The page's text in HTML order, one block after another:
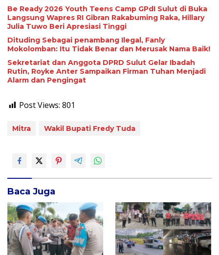
Be Ready 2026 Youth Teens Camp GPdI Sulut di Buka
Langsung Wapres RI Gibran Rakabuming Raka, Hillary
Julia Tuwo Beri Apresiasi Tinggi
Dituding Sebagai penambang Ilegal, Fanly
Mokolomban: Itu Tidak Benar dan Merusak Nama Baik!
Sekretariat dan Anggota DPRD Sulut Gelar Ibadah
Rutin, Royke Anter Sampaikan Firman Tuhan Menjadi
Alarm dan Pengingat
Post Views: 801
Mitra Wakil Bupati Fredy Tuda
Baca Juga